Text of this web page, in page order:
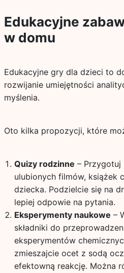
Edukacyjne
w domu
Edukacyjne gry dla dzieci to
rozwijanie umiejętności
myślenia.
Oto kilka propozycji, które
Quizy rodzinne –
ulubionych filmów, książek
dziecka. Podzielcie się na
lepiej odpowie na pytania.
Eksperymenty naukowe –
składniki do
eksperymentów
zmieszajcie ocet z sodą
efektowną reakcję. Można